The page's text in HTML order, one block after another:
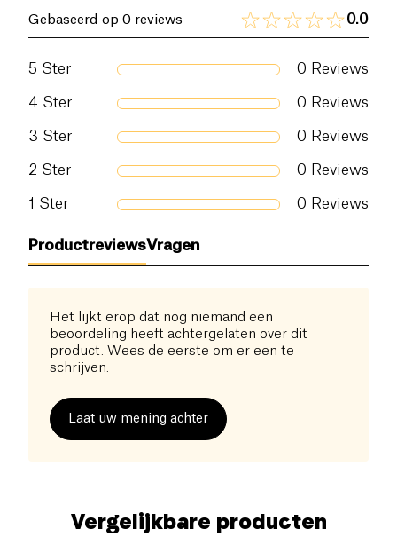
Gebaseerd op 0 reviews 0.0
5 Ster 0 Reviews
4 Ster 0 Reviews
3 Ster 0 Reviews
2 Ster 0 Reviews
1 Ster 0 Reviews
ProductreviewsVragen
Het lijkt erop dat nog niemand een
beoordeling heeft achtergelaten over dit
product. Wees de eerste om er een te
schrijven.
Laat uw mening achter
Vergelijkbare producten